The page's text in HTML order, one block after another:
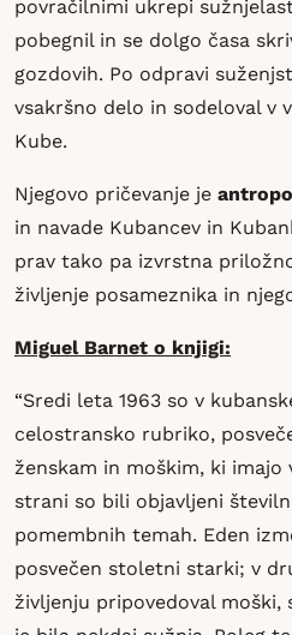
povračilnimi ukrepi
pobegnil in se dolgo časa
gozdovih. Po odpravi
vsakršno delo in sodeloval v
Kube.
Njegovo pričevanje je
in navade Kubancev in
prav tako pa izvrstna
življenje posameznika in
Miguel Barnet o knjigi:
“Sredi leta 1963 so v
celostransko rubriko,
ženskam in moškim, ki
strani so bili objavljeni
pomembnih temah. Eden
posvečen stoletni starki; v
življenju pripovedoval